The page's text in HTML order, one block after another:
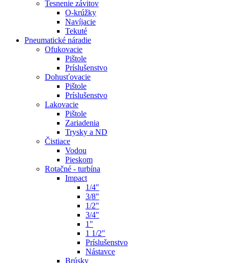
Tesnenie závitov
O-krúžky
Navíjacie
Tekuté
Pneumatické náradie
Ofukovacie
Pištole
Príslušenstvo
Dohusťovacie
Pištole
Príslušenstvo
Lakovacie
Pištole
Zariadenia
Trysky a ND
Čistiace
Vodou
Pieskom
Rotačné - turbína
Impact
1/4"
3/8"
1/2"
3/4"
1"
1 1/2"
Príslušenstvo
Nástavce
Brúsky